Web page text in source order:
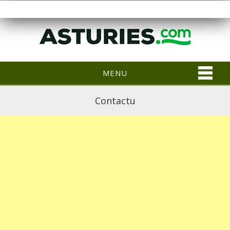
MENU
Contactu